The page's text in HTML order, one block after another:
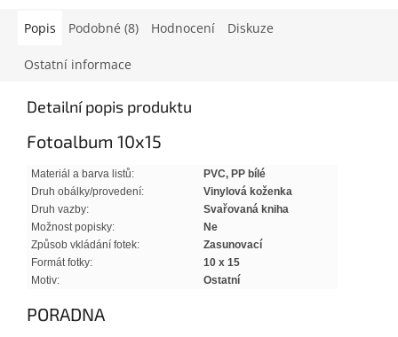
Popis Podobné (8) Hodnocení Diskuze
Ostatní informace
Detailní popis produktu
Fotoalbum 10x15
Materiál a barva listů:
PVC, PP bílé
Druh obálky/provedení:
Vinylová koženka
Druh vazby:
Svařovaná kniha
Možnost popisky:
Ne
Způsob vkládání fotek:
Zasunovací
Formát fotky:
10 x 15
Motiv:
Ostatní
PORADNA